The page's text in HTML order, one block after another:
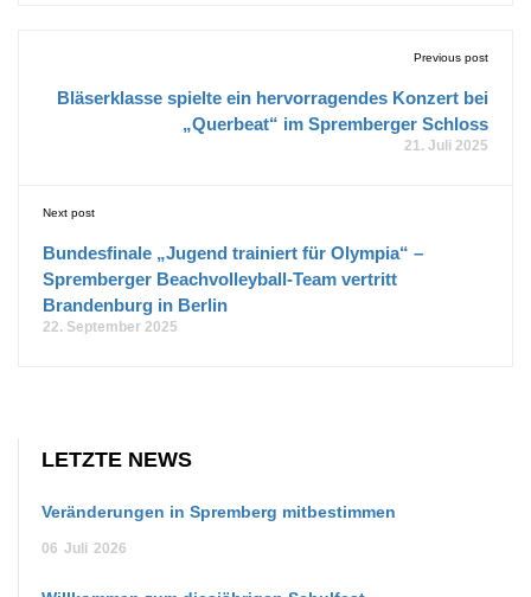
Previous post
Bläserklasse spielte ein hervorragendes Konzert bei
„Querbeat“ im Spremberger Schloss
21. Juli 2025
Next post
Bundesfinale „Jugend trainiert für Olympia“ –
Spremberger Beachvolleyball-Team vertritt
Brandenburg in Berlin
22. September 2025
LETZTE NEWS
Veränderungen in Spremberg mitbestimmen
06 Juli 2026